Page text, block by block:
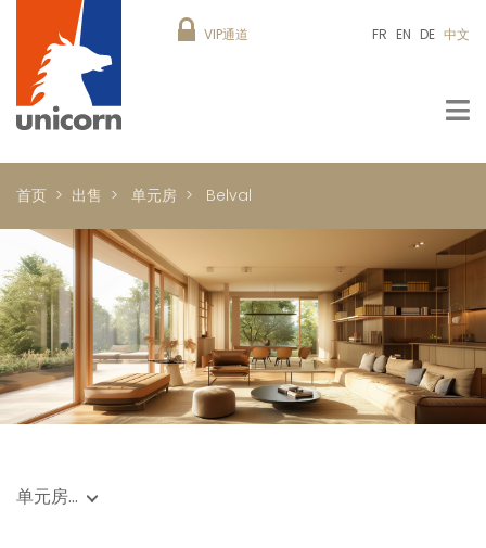
VIP通道 FR EN DE 中文
首页 出售 单元房 Belval
单元房…